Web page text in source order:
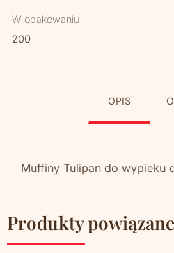
W opakowaniu
200
OPIS
Muffiny Tulipan do wypieku
Produkty powiązane